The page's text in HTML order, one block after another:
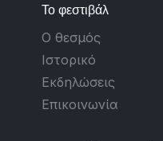
Το φεστιβάλ
Ο θεσμός
Ιστορικό
Εκδηλώσεις
Επικοινωνία